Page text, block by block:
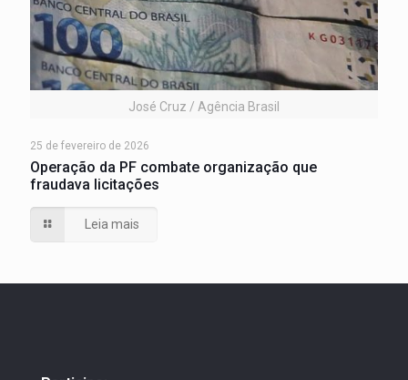
José Cruz / Agência Brasil
25 de fevereiro de 2026
Operação da PF combate organização que
fraudava licitações
Leia mais